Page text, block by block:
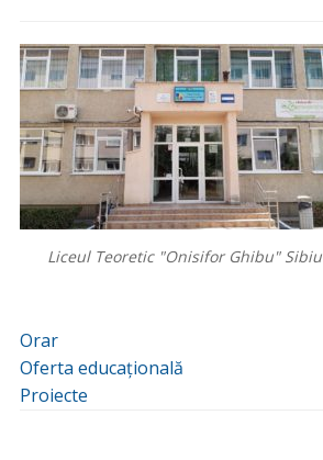
Liceul Teoretic "Onisifor Ghibu" Sibiu
Orar
Oferta educațională
Proiecte